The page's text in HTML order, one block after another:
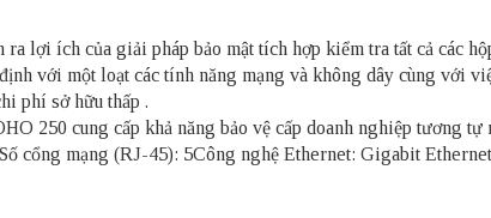
lợi ích của giải pháp bảo mật tích hợp kiểm tra tất cả các
với một loạt các tính năng mạng và không dây cùng với
phí sở hữu thấp .
250 cung cấp khả năng bảo vệ cấp doanh nghiệp tương tự
cổng mạng (RJ-45): 5Công nghệ Ethernet: Gigabit